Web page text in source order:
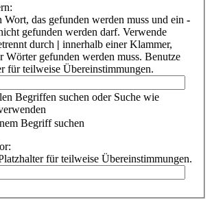
Wort, das gefunden werden muss und ein -
gefunden werden darf. Verwende
durch | innerhalb einer Klammer,
Wörter gefunden werden muss. Benutze
für teilweise Übereinstimmungen.
Begriffen suchen oder Suche wie
Begriff suchen
für teilweise Übereinstimmungen.